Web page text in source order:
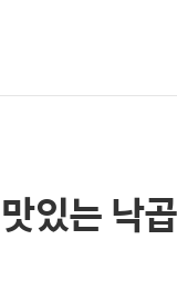
있는 낙